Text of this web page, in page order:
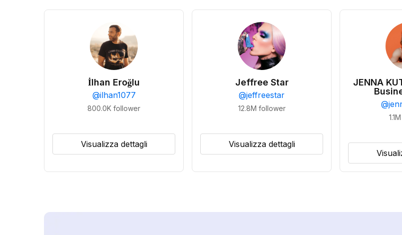
İlhan Eroğlu
@ilhan1077
800.0K follower
Visualizza dettagli
Jeffree Star
@jeffreestar
12.8M follower
Visualizza dettagli
JENNA
@
1.1M